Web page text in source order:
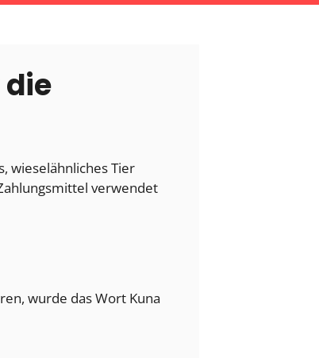
wieselähnliches Tier
verwendet
wurde das Wort Kuna